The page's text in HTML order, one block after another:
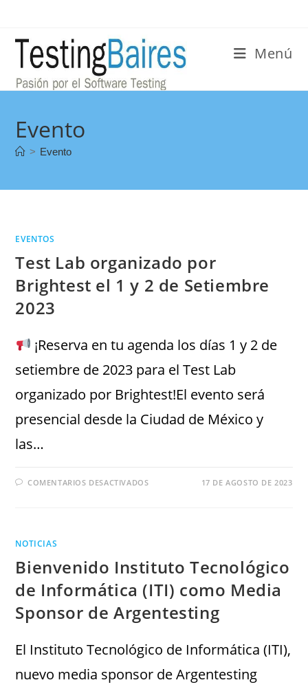
Menú
Evento
> Evento
EVENTOS
Test Lab organizado por
Brightest el 1 y 2 de Setiembre
2023
¡Reserva en tu agenda los días 1 y 2 de
setiembre de 2023 para el Test Lab
organizado por Brightest!El evento será
presencial desde la Ciudad de México y
las…
COMENTARIOS DESACTIVADOS 17 DE AGOSTO DE 2023
NOTICIAS
Bienvenido Instituto Tecnológico
de Informática (ITI) como Media
Sponsor de Argentesting
El Instituto Tecnológico de Informática (ITI),
nuevo media sponsor de Argentesting